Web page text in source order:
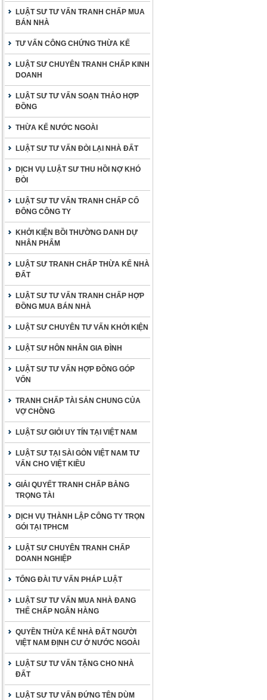
LUẬT SƯ TƯ VẤN TRANH CHẤP MUA
BÁN NHÀ
TƯ VẤN CÔNG CHỨNG THỪA KẾ
LUẬT SƯ CHUYÊN TRANH CHẤP KINH
DOANH
LUẬT SƯ TƯ VẤN SOẠN THẢO HỢP
ĐỒNG
THỪA KẾ NƯỚC NGOÀI
LUẬT SƯ TƯ VẤN ĐÒI LẠI NHÀ ĐẤT
DỊCH VỤ LUẬT SƯ THU HỒI NỢ KHÓ
ĐÒI
LUẬT SƯ TƯ VẤN TRANH CHẤP CỔ
ĐÔNG CÔNG TY
KHỞI KIỆN BỒI THƯỜNG DANH DỰ
NHÂN PHẨM
LUẬT SƯ TRANH CHẤP THỪA KẾ NHÀ
ĐẤT
LUẬT SƯ TƯ VẤN TRANH CHẤP HỢP
ĐỒNG MUA BÁN NHÀ
LUẬT SƯ CHUYÊN TƯ VẤN KHỞI KIỆN
LUẬT SƯ HÔN NHÂN GIA ĐÌNH
LUẬT SƯ TƯ VẤN HỢP ĐỒNG GÓP
VỐN
TRANH CHẤP TÀI SẢN CHUNG CỦA
VỢ CHỒNG
LUẬT SƯ GIỎI UY TÍN TẠI VIỆT NAM
LUẬT SƯ TẠI SÀI GÒN VIỆT NAM TƯ
VẤN CHO VIỆT KIỀU
GIẢI QUYẾT TRANH CHẤP BẰNG
TRỌNG TÀI
DỊCH VỤ THÀNH LẬP CÔNG TY TRỌN
GÓI TẠI TPHCM
LUẬT SƯ CHUYÊN TRANH CHẤP
DOANH NGHIỆP
TỔNG ĐÀI TƯ VẤN PHÁP LUẬT
LUẬT SƯ TƯ VẤN MUA NHÀ ĐANG
THẾ CHẤP NGÂN HÀNG
QUYỀN THỪA KẾ NHÀ ĐẤT NGƯỜI
VIỆT NAM ĐỊNH CƯ Ở NƯỚC NGOÀI
LUẬT SƯ TƯ VẤN TẶNG CHO NHÀ
ĐẤT
LUẬT SƯ TƯ VẤN ĐỨNG TÊN DÙM